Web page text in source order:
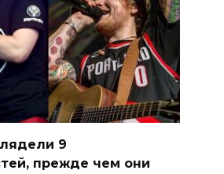
9
прежде чем они